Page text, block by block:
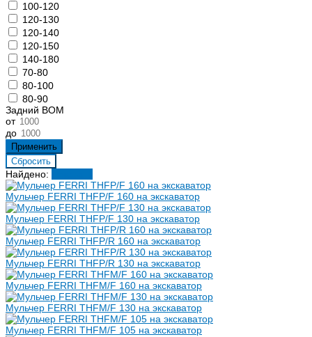
100-120
120-130
120-140
120-150
140-180
70-80
80-100
80-90
Задний ВОМ
от
до
Найдено:
Мульчер FERRI THFP/F 160 на экскаватор
Мульчер FERRI THFP/F 130 на экскаватор
Мульчер FERRI THFP/R 160 на экскаватор
Мульчер FERRI THFP/R 130 на экскаватор
Мульчер FERRI THFM/F 160 на экскаватор
Мульчер FERRI THFM/F 130 на экскаватор
Мульчер FERRI THFM/F 105 на экскаватор